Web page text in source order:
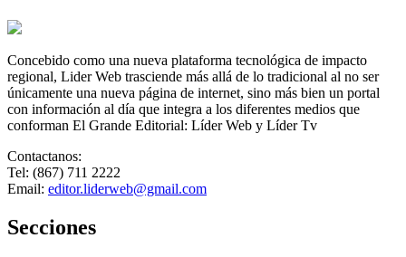
Concebido como una nueva plataforma tecnológica de impacto
regional, Lider Web trasciende más allá de lo tradicional al no ser
únicamente una nueva página de internet, sino más bien un portal
con información al día que integra a los diferentes medios que
conforman El Grande Editorial: Líder Web y Líder Tv
Contactanos:
Tel: (867) 711 2222
Email: editor.liderweb@gmail.com
Secciones